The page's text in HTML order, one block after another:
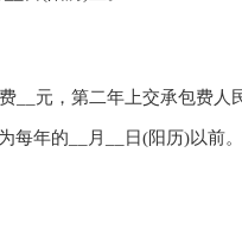
元，第二年上交承包费
每年的__月__日(阳历)以前。